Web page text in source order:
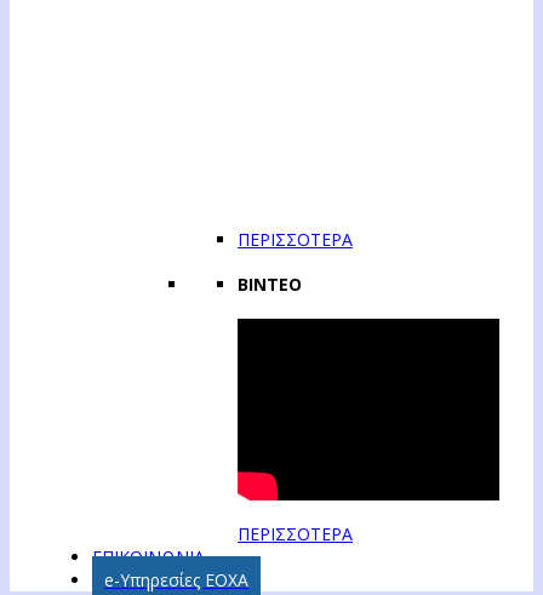
ΠΕΡΙΣΣΟΤΕΡΑ
ΒΙΝΤΕΟ
ΠΕΡΙΣΣΟΤΕΡΑ
ΕΠΙΚΟΙΝΩΝΙΑ
e-Υπηρεσίες ΕΟΧΑ